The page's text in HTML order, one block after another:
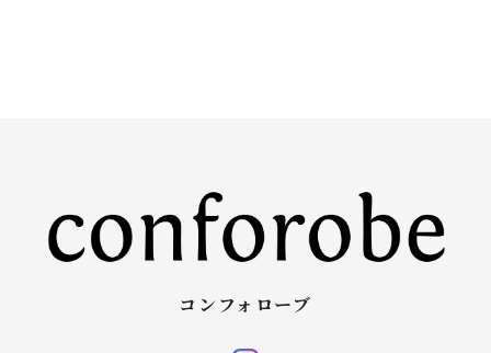
コンフォローブ